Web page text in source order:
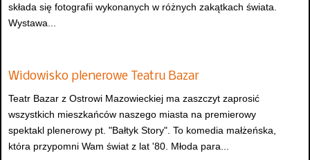
składa się fotografii wykonanych w różnych zakątkach świata.
Wystawa...
Widowisko plenerowe Teatru Bazar
Teatr Bazar z Ostrowi Mazowieckiej ma zaszczyt zaprosić
wszystkich mieszkańców naszego miasta na premierowy
spektakl plenerowy pt. "Bałtyk Story". To komedia małżeńska,
która przypomni Wam świat z lat '80. Młoda para...